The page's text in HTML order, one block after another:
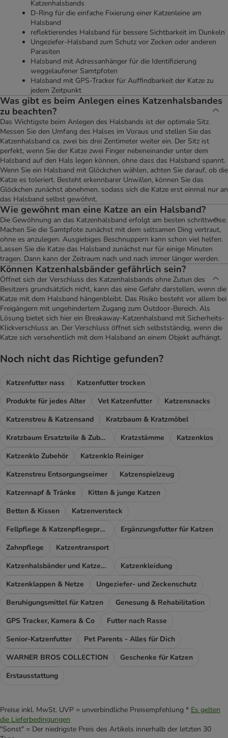
Katzenhalsbands
D-Ring für die einfache Fixierung einer Katzenleine am
Halsband
reflektierendes Halsband für bessere Sichtbarkeit im Dunkeln
Ungeziefer-Halsband zum Schutz vor Zecken oder anderen
Parasiten
Halsband mit Adressanhänger für die Identifizierung
weggelaufener Samtpfoten
Halsband mit GPS-Tracker für Auffindbarkeit der Katze zu
jedem Zeitpunkt
Was gibt es beim Anlegen eines Katzenhalsbandes
zu beachten?
Das Wichtigste beim Anlegen des Halsbands ist der optimale Sitz.
Messen Sie den Umfang des Halses im Voraus und stellen Sie das
Katzenhalsband ca. zwei bis drei Zentimeter weiter ein. Der Sitz ist
perfekt, wenn Sie der Katze zwei Finger nebeneinander unter dem
Halsband auf den Hals legen können, ohne dass das Halsband spannt.
Wenn Sie ein Halsband mit Glöckchen wählen, achten Sie darauf, ob die
Katze es toleriert. Besteht erkennbarer Unwillen, können Sie das
Glöckchen zunächst abnehmen, sodass sich die Katze erst einmal nur an
das Halsband selbst gewöhnt.
Wie gewöhnt man eine Katze an ein Halsband?
Die Gewöhnung an das Katzenhalsband erfolgt am besten schrittweise.
Machen Sie die Samtpfote zunächst mit dem seltsamen Ding vertraut,
ohne es anzulegen. Ausgiebiges Beschnuppern kann schon viel helfen.
Lassen Sie die Katze das Halsband zunächst nur für einige Minuten
tragen. Dann kann der Zeitraum nach und nach immer länger werden.
Können Katzenhalsbänder gefährlich sein?
Öffnet sich der Verschluss des Katzenhalsbands ohne Zutun des
Besitzers grundsätzlich nicht, kann das eine Gefahr darstellen, wenn die
Katze mit dem Halsband hängenbleibt. Das Risiko besteht vor allem bei
Freigängern mit ungehindertem Zugang zum Outdoor-Bereich. Als
Lösung bietet sich hier ein Breakaway-Katzenhalsband mit Sicherheits-
Klickverschluss an. Der Verschluss öffnet sich selbstständig, wenn die
Katze sich versehentlich mit dem Halsband an einem Objekt aufhängt.
Noch nicht das Richtige gefunden?
Katzenfutter nass
Katzenfutter trocken
Produkte für jedes Alter
Vet Katzenfutter
Katzensnacks
Katzenstreu & Katzensand
Kratzbaum & Kratzmöbel
Kratzbaum Ersatzteile & Zubehör
Kratzstämme
Katzenklos
Katzenklo Zubehör
Katzenklo Reiniger
Katzenstreu Entsorgungseimer
Katzenspielzeug
Katzennapf & Tränke
Kitten & junge Katzen
Betten & Kissen
Katzenversteck
Fellpflege & Katzenpflegeprodukte
Ergänzungsfutter für Katzen
Zahnpflege
Katzentransport
Katzenhalsbänder und Katzengeschirr
Katzenkleidung
Katzenklappen & Netze
Ungeziefer- und Zeckenschutz
Beruhigungsmittel für Katzen
Genesung & Rehabilitation
GPS Tracker, Kamera & Co
Futter nach Rasse
Senior-Katzenfutter
Pet Parents - Alles für Dich
WARNER BROS COLLECTION
Geschenke für Katzen
Erstausstattung
Preise inkl. MwSt. UVP = unverbindliche Preisempfehlung * Es gelten
die Lieferbedingungen
"Sonst" = Der niedrigste Preis des Artikels innerhalb der letzten 30